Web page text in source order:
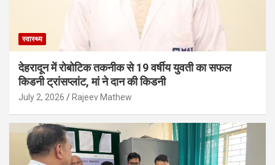
स्वास्थ्य
देहरादून में रोबोटिक तकनीक से 19 वर्षीय युवती का सफल
किडनी ट्रांसप्लांट, मां ने दान की किडनी
July 2, 2026 Rajeev Mathew